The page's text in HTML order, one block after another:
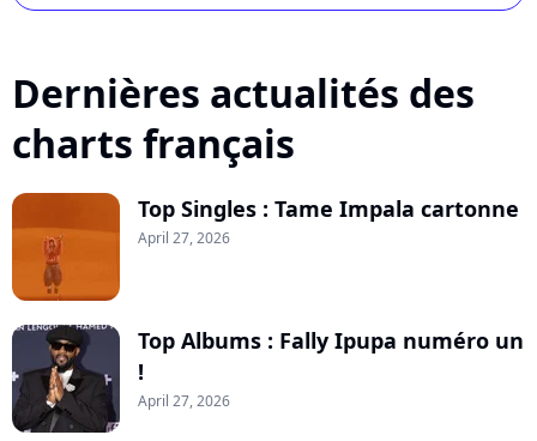
Dernières actualités des
charts français
Top Singles : Tame Impala cartonne
April 27, 2026
Top Albums : Fally Ipupa numéro un
!
April 27, 2026